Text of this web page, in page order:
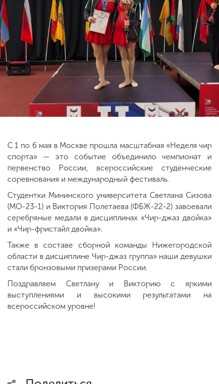
Сведения об
образовательной
организации
CHI
комиссия
+7 (831) 262-26-20
С 1 по 6 мая в Москве прошла масштабная «Неделя чир
спорта» — это событие объединило чемпионат и
первенство России, всероссийские студенческие
соревнования и международный фестиваль.
Студентки Мининского университета Светлана Сизова
(МО-23-1) и Виктория Полетаева (ФБЖ-22-2) завоевали
серебряные медали в дисциплинах «Чир-джаз двойка»
и «Чир-фристайл двойка».
Также в составе сборной команды Нижегородской
области в дисциплине Чир-джаз группа» наши девушки
стали бронзовыми призерами России.
Поздравляем Светлану и Викторию с яркими
выступлениями и высокими результатами на
всероссийском уровне!